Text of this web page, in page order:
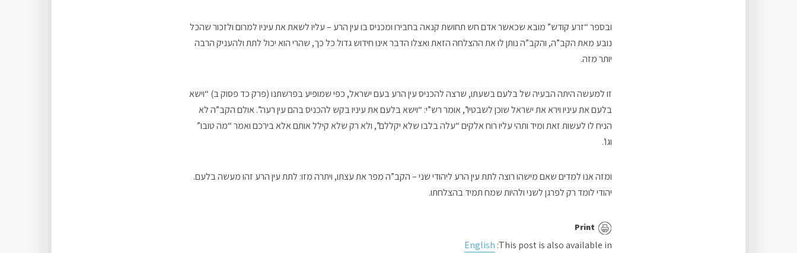
ובספר “זרע קודש” מובא שכאשר אדם חש תחושת קנאה בחבירו ומכניס בו עין הרע – עליו לשאת את עיניו למרום ולזכור שהכל
נובע מאת הקב”ה, והקב”ה נותן לו את ההצלחה הזאת ואצלו הדבר אינו חידוש גדול כל כך, שהרי הוא יכול לתת ולהעניק הרבה
יותר מזה.
זו למעשה היתה הבעיה של בלעם בשעתו, שרצה להכניס עין הרע בעם ישראל, כפי שמופיע בפרשתנו (פרק כד פסוק ב) “וישא
בלעם את עיניו וירא את ישראל שוכן לשבטיו”, אומר רש”י: “וישא בלעם את עיניו בקש להכניס בהם עין רעה”. אולם הקב”ה לא
הניח לו לעשות זאת ומיד ותהי עליו רוח אלקים “עלה בלבו שלא יקללם”, ולא רק שלא קילל אותם אלא בירכם ואמר “מה טובו”
וגו’.
ומזה אנו למדים שאם מישהו רוצה לתת עין הרע ליהודי שני – הקב”ה מפר את עצתו, ויתרה מזו: לתת עין הרע זהו מעשה בלעם.
יהודי לומד רק לפרגן לשני ולהיות שמח תמיד בהצלחתו.
Print
This post is also available in:
English